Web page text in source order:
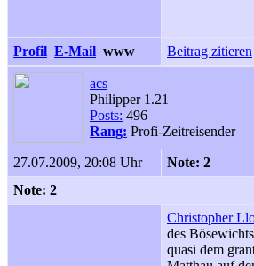
Profil E-Mail www Beitrag zitieren
acs
Philipper 1.21
Posts: 496
Rang: Profi-Zeitreisender
27.07.2009, 20:08 Uhr
Note: 2
Note: 2
Christopher
des
quasi dem